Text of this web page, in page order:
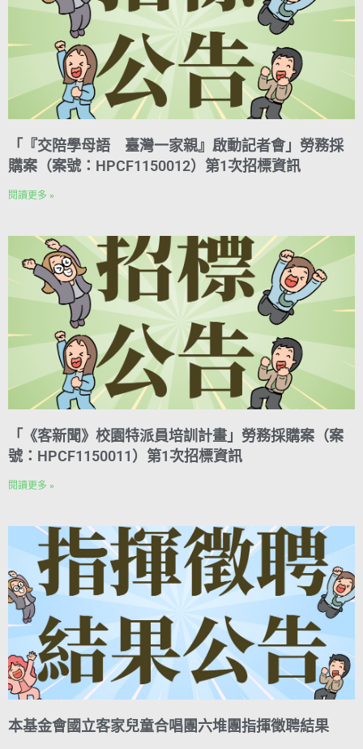
「『交陪學母語 臺灣一家親』啟動記者會」勞務採
購案（案號：HPCF1150012）第1次招標資訊
閱讀更多 »
「《客新聞》校園特派員培訓計畫」勞務採購案（案
號：HPCF1150011）第1次招標資訊
閱讀更多 »
本基金會國立客家兒童合唱團六堆團指揮徵聘結果